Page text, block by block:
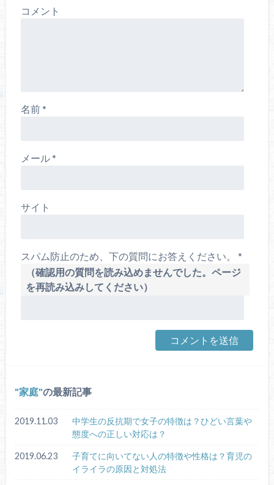
コメント
名前*
メール*
サイト
スパム防止のため、下の質問にお答えください。 *
（確認用の質問を読み込めませんでした。ページ
を再読み込みしてください）
家庭 の最新記事
2019.11.03
中学生の反抗期で女子の特徴は？ひどい言葉や
態度への正しい対応は？
2019.06.23
子育てに向いてない人の特徴や性格は？育児の
イライラの原因と対処法